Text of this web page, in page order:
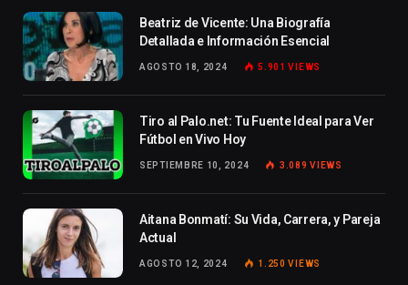
Beatriz de Vicente: Una Biografía
Detallada e Información Esencial
AGOSTO 18, 2024 5.901VIEWS
Tiro al Palo.net: Tu Fuente Ideal para Ver
Fútbol en Vivo Hoy
SEPTIEMBRE 10, 2024 3.089VIEWS
Aitana Bonmatí: Su Vida, Carrera, y Pareja
Actual
AGOSTO 12, 2024 1.250VIEWS